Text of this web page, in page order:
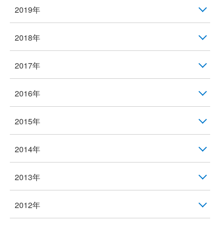
2019年
2018年
2017年
2016年
2015年
2014年
2013年
2012年